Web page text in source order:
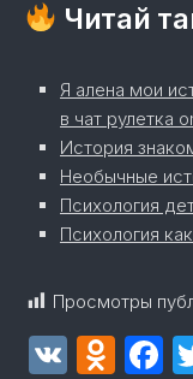
Читай
Я алена мои
в чат рулетка
История
Необычные
Психология
Психология
Просмотры
VK